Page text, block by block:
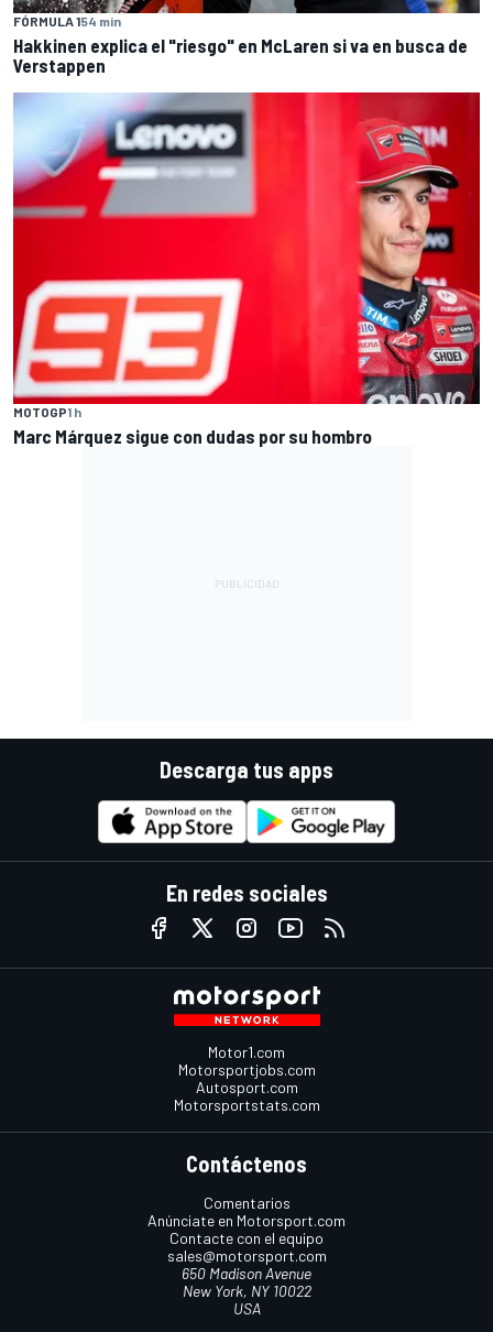
FÓRMULA 154 min
Hakkinen explica el "riesgo" en McLaren si va en busca de
Verstappen
MOTOGP1 h
Marc Márquez sigue con dudas por su hombro
Descarga tus apps
En redes sociales
Motor1.com
Motorsportjobs.com
Autosport.com
Motorsportstats.com
Contáctenos
Comentarios
Anúnciate en Motorsport.com
Contacte con el equipo
sales@motorsport.com
650 Madison Avenue
New York, NY 10022
USA